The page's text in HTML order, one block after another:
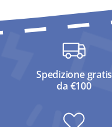
Spedizione gratis
da €100